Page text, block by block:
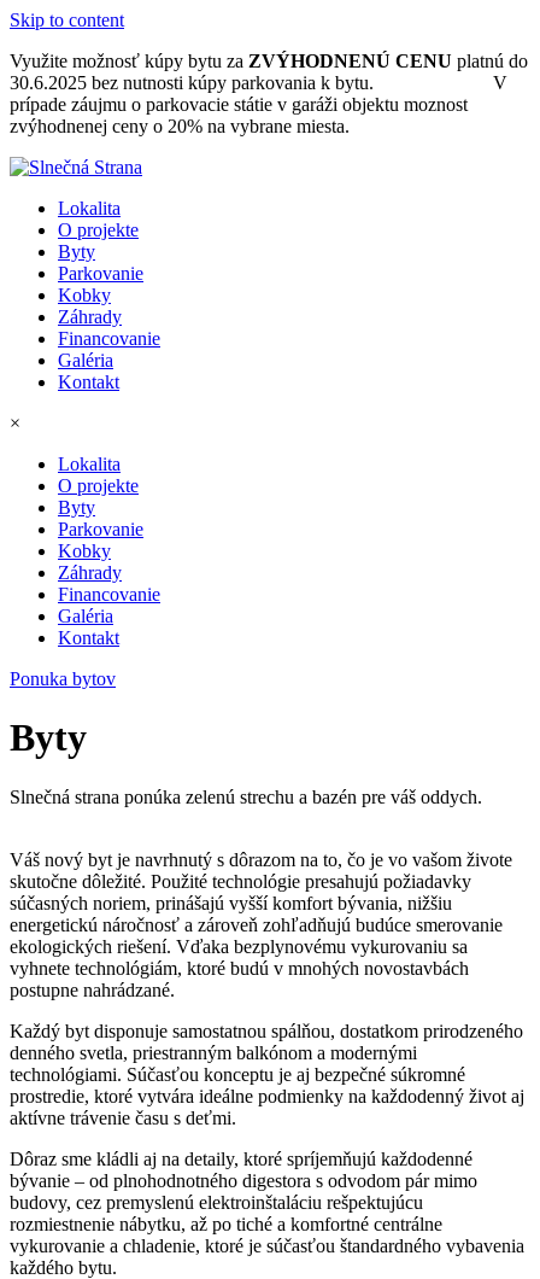
Skip to content
Využite možnosť kúpy bytu za ZVÝHODNENÚ CENU platnú do
30.6.2025 bez nutnosti kúpy parkovania k bytu.
V
prípade záujmu o parkovacie státie v garáži objektu moznost
zvýhodnenej ceny o 20% na vybrane miesta.
Lokalita
O projekte
Byty
Parkovanie
Kobky
Záhrady
Financovanie
Galéria
Kontakt
×
Lokalita
O projekte
Byty
Parkovanie
Kobky
Záhrady
Financovanie
Galéria
Kontakt
Ponuka bytov
Byty
Slnečná strana ponúka zelenú strechu a bazén pre váš oddych.
Váš nový byt je navrhnutý s dôrazom na to, čo je vo vašom živote
skutočne dôležité. Použité technológie presahujú požiadavky
súčasných noriem, prinášajú vyšší komfort bývania, nižšiu
energetickú náročnosť a zároveň zohľadňujú budúce smerovanie
ekologických riešení. Vďaka bezplynovému vykurovaniu sa
vyhnete technológiám, ktoré budú v mnohých novostavbách
postupne nahrádzané.
Každý byt disponuje samostatnou spálňou, dostatkom prirodzeného
denného svetla, priestranným balkónom a modernými
technológiami. Súčasťou konceptu je aj bezpečné súkromné
prostredie, ktoré vytvára ideálne podmienky na každodenný život aj
aktívne trávenie času s deťmi.
Dôraz sme kládli aj na detaily, ktoré spríjemňujú každodenné
bývanie – od plnohodnotného digestora s odvodom pár mimo
budovy, cez premyslenú elektroinštaláciu rešpektujúcu
rozmiestnenie nábytku, až po tiché a komfortné centrálne
vykurovanie a chladenie, ktoré je súčasťou štandardného vybavenia
každého bytu.